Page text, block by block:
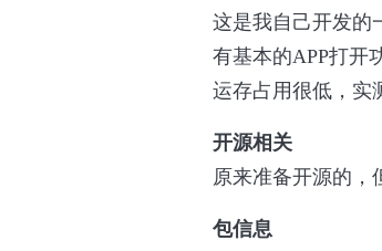
这是我自己开发的
有基本的APP打开
运存占用很低，实
开源相关
原来准备开源的，
包信息